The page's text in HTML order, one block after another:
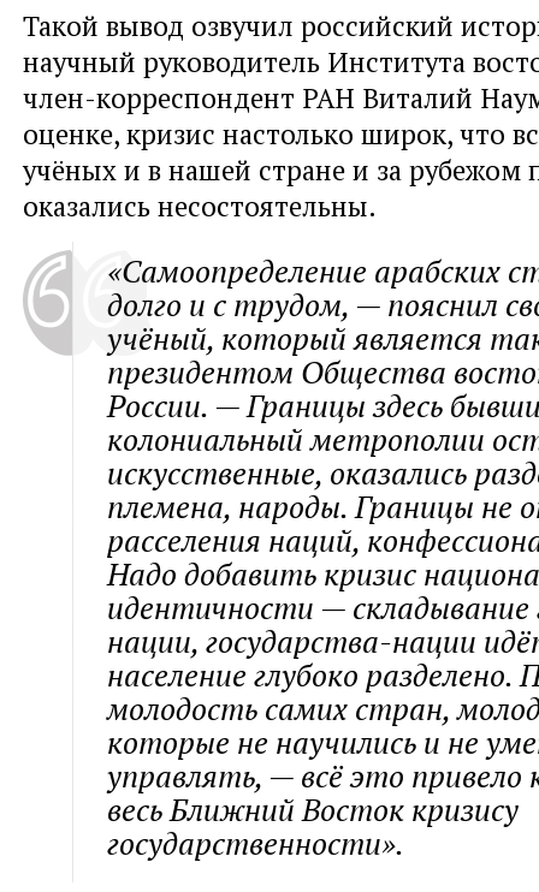
Такой вывод озвучил российский
научный руководитель Института
член-корреспондент РАН Виталий
оценке, кризис настолько широк, что
учёных и в нашей стране и за рубежом
оказались несостоятельны.
«Самоопределение арабских
долго и с трудом, — пояснил
учёный, который является
президентом Общества
России. — Границы здесь
колониальный метрополии
искусственные, оказались
племена, народы. Границы
расселения наций,
Надо добавить кризис
идентичности — складывание
нации, государства-нации
население глубоко
молодость самих стран,
которые не научились и не
управлять, — всё это привело
весь Ближний Восток кризису
государственности».